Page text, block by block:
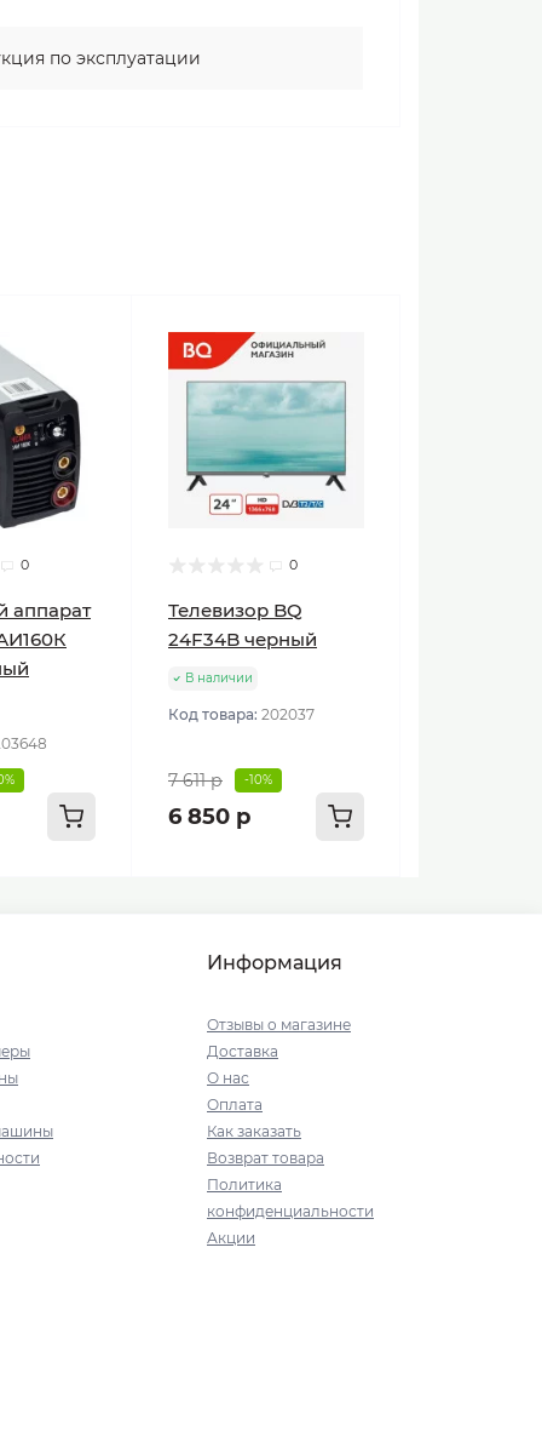
по эксплуатации
0
аппарат
0
Телевизор BQ
24F34B черный
В наличии
Код товара: 202037
7 611 р -10%
6 850 р
Информация
Отзывы о магазине
Доставка
О нас
Оплата
Как заказать
Возврат товара
Политика
конфиденциальности
Акции